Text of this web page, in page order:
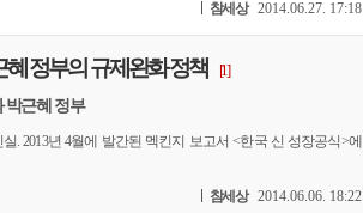
참세상 2014.06.27. 17:18
정부의 규제완화 정책 [1]
박근혜 정부
. 2013년 4월에 발간된 멕킨지 보고서 <한국 신 성장공식>에
참세상 2014.06.06. 18:22